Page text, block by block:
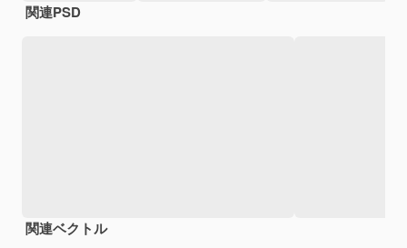
関連PSD
関連ベクトル